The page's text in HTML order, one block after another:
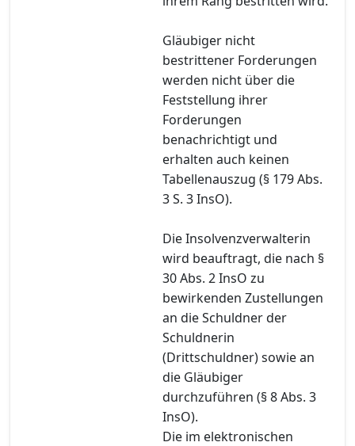
Gläubiger nicht
bestrittener Forderungen
werden nicht über die
Feststellung ihrer
Forderungen
benachrichtigt und
erhalten auch keinen
Tabellenauszug (§ 179 Abs.
3 S. 3 InsO).
Die Insolvenzverwalterin
wird beauftragt, die nach §
30 Abs. 2 InsO zu
bewirkenden Zustellungen
an die Schuldner der
Schuldnerin
(Drittschuldner) sowie an
die Gläubiger
durchzuführen (§ 8 Abs. 3
InsO).
Die im elektronischen